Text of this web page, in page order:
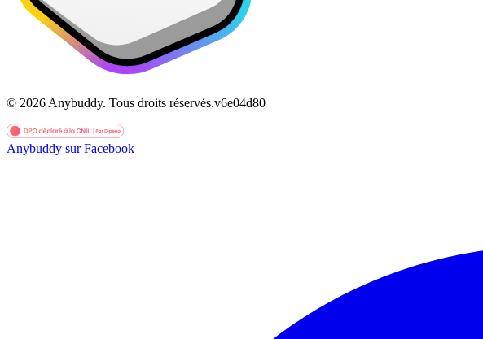
© 2026 Anybuddy. Tous droits réservés.v6e04d80
Anybuddy sur Facebook